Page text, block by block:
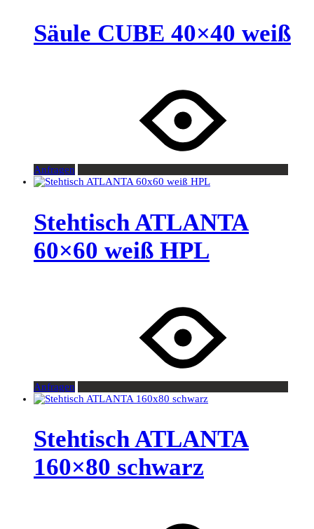
Säule CUBE 40×40 weiß
Anfragen
Stehtisch ATLANTA
60×60 weiß HPL
Anfragen
Stehtisch ATLANTA
160×80 schwarz